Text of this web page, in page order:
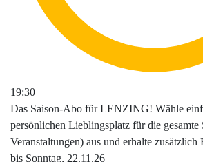
19:30
Das Saison-Abo für LENZING! Wähle
persönlichen Lieblingsplatz für die gesamte
Veranstaltungen) aus und erhalte
bis Sonntag, 22.11.26